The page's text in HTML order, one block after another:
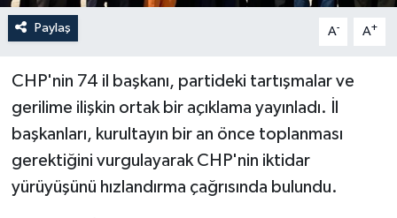
Paylaş A- A+
CHP'nin 74 il başkanı, partideki tartışmalar ve
gerilime ilişkin ortak bir açıklama yayınladı. İl
başkanları, kurultayın bir an önce toplanması
gerektiğini vurgulayarak CHP'nin iktidar
yürüyüşünü hızlandırma çağrısında bulundu.